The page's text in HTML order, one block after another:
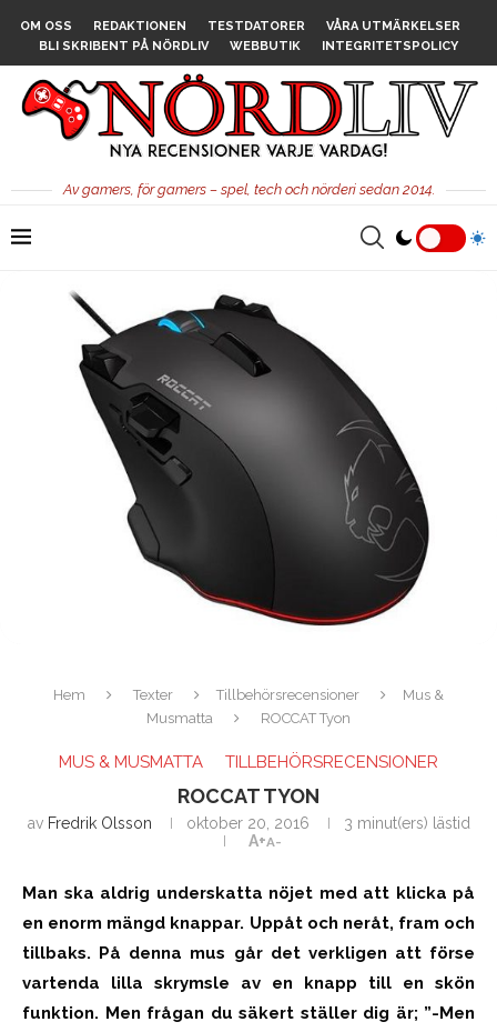
OM OSS REDAKTIONEN TESTDATORER
VÅRA UTMÄRKELSER
BLI SKRIBENT PÅ NÖRDLIV
WEBBUTIK INTEGRITETSPOLICY
Av gamers, för gamers – spel, tech och nörderi sedan 2014.
Hem Texter Tillbehörsrecensioner
Mus &
Musmatta
ROCCAT Tyon
MUS & MUSMATTA TILLBEHÖRSRECENSIONER
ROCCAT TYON
av Fredrik Olsson oktober 20, 2016
3 minut(ers) lästid
A+A-
Man ska aldrig underskatta nöjet med att klicka på
en enorm mängd knappar. Uppåt och neråt, fram och
tillbaks. På denna mus går det verkligen att förse
vartenda lilla skrymsle av en knapp till en skön
funktion. Men frågan du säkert ställer dig är; ”-Men